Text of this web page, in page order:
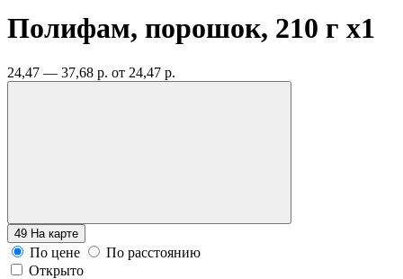
Полифам, порошок, 210 г x1
24,47 — 37,68 р. от 24,47 р.
49 На карте
По цене
По расстоянию
Открыто